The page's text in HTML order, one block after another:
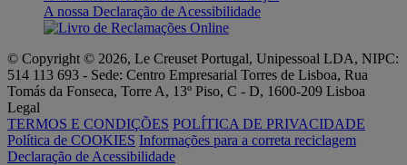
A nossa Declaração de Acessibilidade
© Copyright © 2026, Le Creuset Portugal, Unipessoal LDA, NIPC:
514 113 693 - Sede: Centro Empresarial Torres de Lisboa, Rua
Tomás da Fonseca, Torre A, 13º Piso, C - D, 1600-209 Lisboa
Legal
TERMOS E CONDIÇÕES POLÍTICA DE PRIVACIDADE
Política de COOKIES Informações para a correta reciclagem
Declaração de Acessibilidade